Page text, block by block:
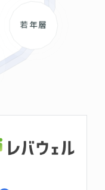
若年層